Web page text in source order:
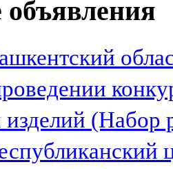
(Набор